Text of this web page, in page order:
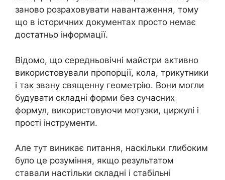
заново розраховувати навантаження, тому
що в історичних документах просто немає
достатньо інформації.
Відомо, що середньовічні майстри активно
використовували пропорції, кола, трикутники
і так звану священну геометрію. Вони могли
будувати складні форми без сучасних
формул, використовуючи мотузки, циркулі і
прості інструменти.
Але тут виникає питання, наскільки глибоким
було це розуміння, якщо результатом
ставали настільки складні і стабільні